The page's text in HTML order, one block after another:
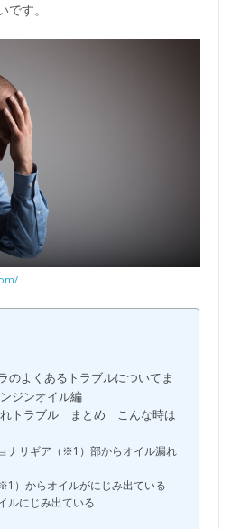
す。
のよくあるトラブルについてま
ジンオイル編
れトラブル まとめ こんな時は
ナリギア（※1）部からオイル漏れ
）からオイルがにじみ出ている
ルにじみ出ている